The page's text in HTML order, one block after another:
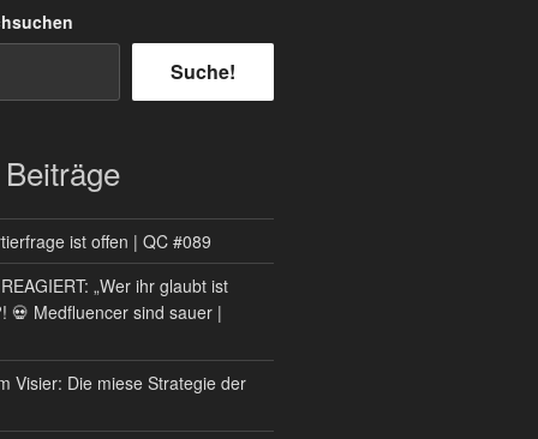
Suche!
ist offen | QC #089
„Wer ihr glaubt ist
💀 Medfluencer sind sauer |
Visier: Die miese Strategie der